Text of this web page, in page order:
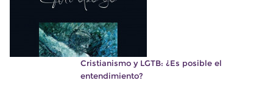
Cristianismo y LGTB: ¿Es posible el
entendimiento?